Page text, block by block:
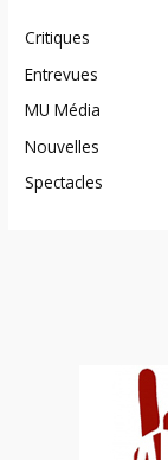
Critiques
Entrevues
MU Média
Nouvelles
Spectacles